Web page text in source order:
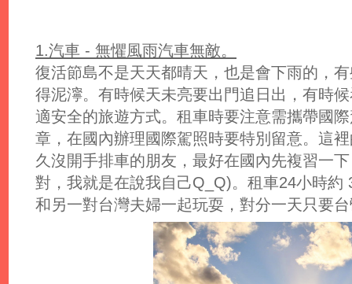
1.汽車 - 無懼風雨汽車無敵。
復活節島不是天天都晴天，也是會下雨的，
得泥濘。有時候天未亮要出門追日出，有時
適安全的旅遊方式。租車時要注意需攜帶國
章，在國內辦理國際駕照時要特別留意。這
久沒開手排車的朋友，最好在國內先複習一
對，我就是在說我自己Q_Q)。租車24小時約
和另一對台灣夫婦一起玩耍，對分一天只要